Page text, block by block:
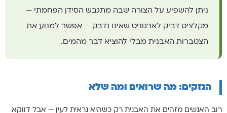
ניתן להשפיע על הצורה שבה מתגבש הסידן הפחמתי —
מקלציט דביק לארגוניט שאינו נדבק — אפשר למנוע את
הצטברות האבנית מבלי להוציא דבר מהמים.
הנזקים: מה שרואים ומה שלא
רוב האנשים מזהים את האבנית רק כשהיא נראית לעין — אבל דווקא